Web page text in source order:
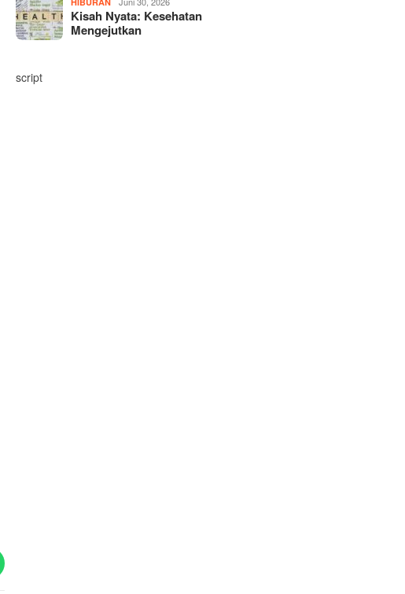
Kisah Nyata: Kesehatan
Mengejutkan
script